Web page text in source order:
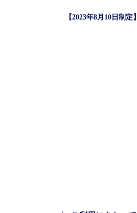
【2023年8月10日制定】